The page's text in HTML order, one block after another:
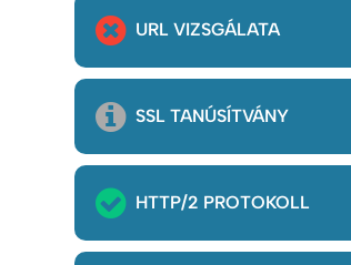
URL VIZSGÁLATA
SSL TANÚSÍTVÁNY
HTTP/2 PROTOKOLL